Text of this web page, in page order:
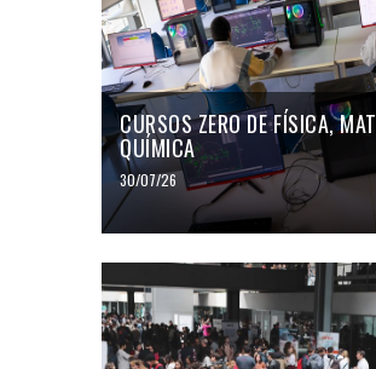
CURSOS ZERO DE FÍSICA,
QUÍMICA
30/07/26